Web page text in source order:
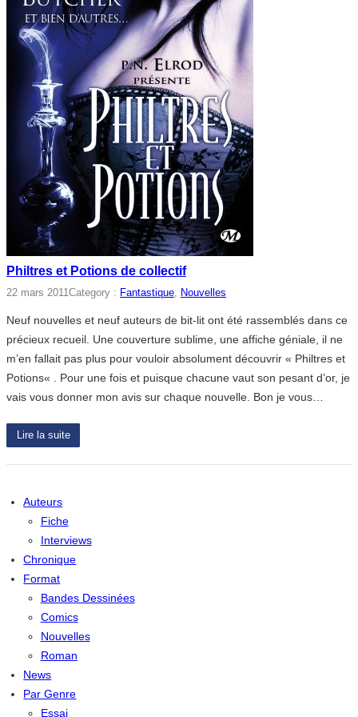
Philtres et Potions de collectif
22 mars 2011Category : Fantastique, Nouvelles
Neuf nouvelles et neuf auteurs de bit-lit ont été rassemblés dans ce
précieux recueil. Une couverture sublime, une affiche géniale, il ne
m’en fallait pas plus pour vouloir absolument découvrir « Philtres et
Potions« . Pour une fois et puisque chacune vaut son pesant d’or, je
vais vous donner mon avis sur chaque nouvelle. Bon je vous…
Lire la suite
Auteurs
Fiche
Interviews
Chronique
Format
Bandes Dessinées
Comics
Nouvelles
Roman
News
Par Genre
Essai